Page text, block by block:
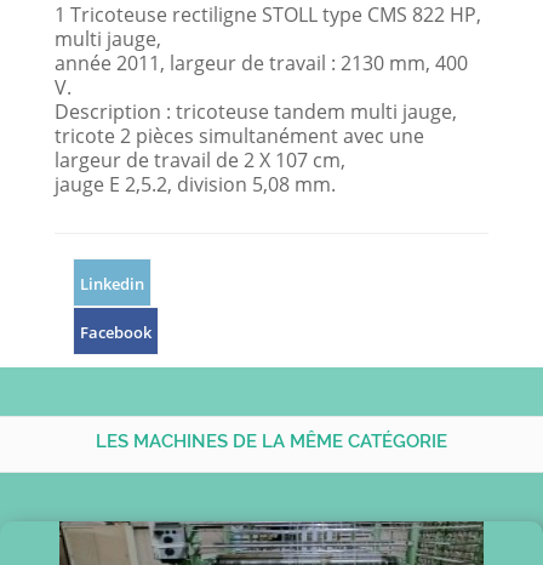
1 Tricoteuse rectiligne STOLL type CMS 822 HP,
multi jauge,
année 2011, largeur de travail : 2130 mm, 400
V.
Description : tricoteuse tandem multi jauge,
tricote 2 pièces simultanément avec une
largeur de travail de 2 X 107 cm,
jauge E 2,5.2, division 5,08 mm.
Linkedin
Facebook
LES MACHINES DE LA MÊME CATÉGORIE